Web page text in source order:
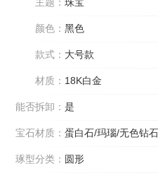
颜色： 黑色
款式： 大号款
材质： 18K白金
能否拆卸： 是
宝石材质： 蛋白石/玛瑙/无色钻石
琢型分类： 圆形